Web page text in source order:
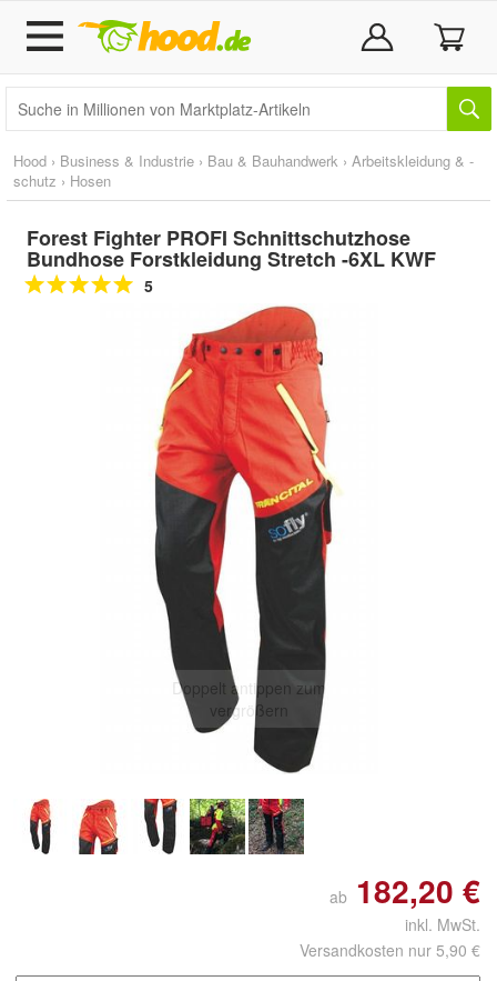
Hood › Business & Industrie › Bau & Bauhandwerk › Arbeitskleidung & -
schutz › Hosen
Forest Fighter PROFI Schnittschutzhose
Bundhose Forstkleidung Stretch -6XL KWF
5
Doppelt antippen zum
vergrößern
ab 182,20 €
inkl. MwSt.
Versandkosten nur 5,90 €